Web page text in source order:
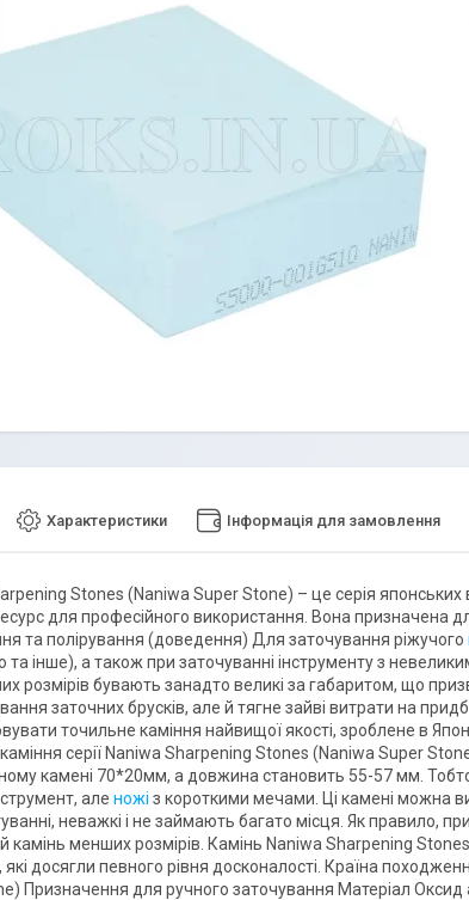
Характеристики Інформація для замовлення
Stones (Naniwa Super Stone) – це серія
для професійного використання. Вона призначена
та полірування (доведення) Для заточування ріжучого
та інше), а також при заточуванні інструменту з
розмірів бувають занадто великі за габаритом, що
заточних брусків, але й тягне зайві витрати на
точильне каміння найвищої якості, зроблене в
серії Naniwa Sharpening Stones (Naniwa Super
камені 70*20мм, а довжина становить 55-57 мм.
але ножі з короткими мечами. Ці камені можна
неважкі і не займають багато місця. Як правило,
камінь менших розмірів. Камінь Naniwa Sharpening
досягли певного рівня досконалості. Країна
Призначення для ручного заточування Матеріал